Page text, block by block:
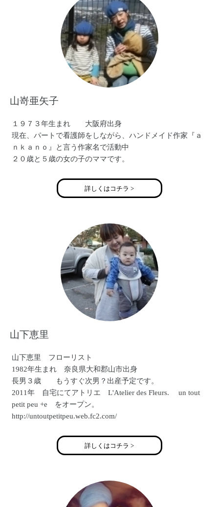
山嵜亜矢子
１９７３年生まれ 大阪府出身
現在、パートで看護師をしながら、ハンドメイド作家『ａ
ｎｋａｎｏ』と言う作家名で活動中
２０歳と５歳の女の子のママです。
詳しくはコチラ >
山下恵里
山下恵里 フローリスト
1982年生まれ 奈良県大和郡山市出身
長男３歳 もうすぐ次男？出産予定です。
2011年 自宅にてアトリエ L'Atelier des Fleurs. un tout
petit peu +e をオープン。
http://untoutpetitpeu.web.fc2.com/
詳しくはコチラ >